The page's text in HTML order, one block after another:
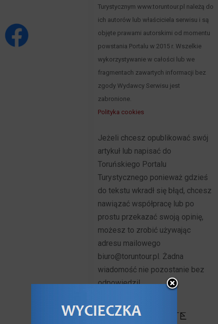
Turystycznym www.toruntour.pl należą do
ich autorów lub właściciela serwisu i są
objęte prawami autorskimi od momentu
powstania Portalu w 2015 r. Wszelkie
wykorzystywanie w całości lub we
fragmentach zawartych informacji bez
zgody Wydawcy Serwisu jest
zabronione.
Polityka cookies
Jeżeli chcesz opublikować swój
artykuł lub napisać do
Toruńskiego Portalu
Turystycznego ponieważ gdzieś
do tekstu wkradł się błąd, chcesz
nawiązać współpracę lub po
prostu przekazać swoją opinię,
możesz to zrobić używając
adresu mailowego
biuro@toruntour.pl. Żadna
wiadomość nie pozostanie bez
odpowiedzi!